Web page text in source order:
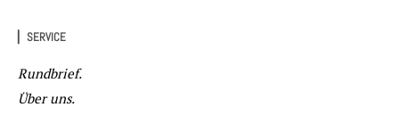
▏SERVICE
Rundbrief.
Über uns.